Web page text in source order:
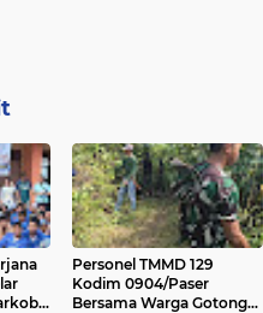
Personel TMMD 129
Kodim 0904/Paser
Bersama Warga Gotong